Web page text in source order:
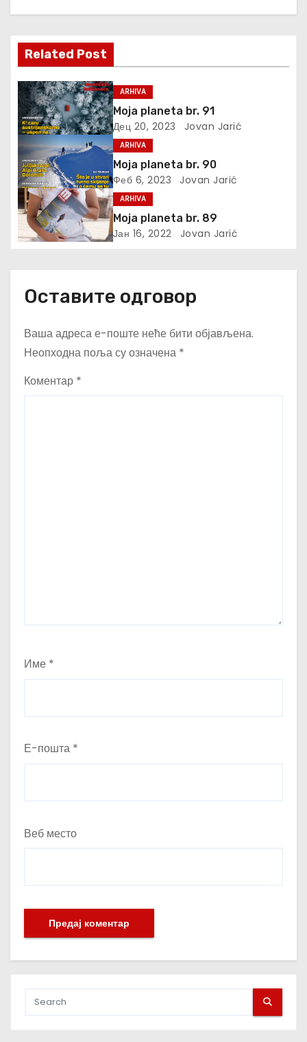
њ
е
ч
л
а
н
к
а
Related Post
ARHIVA
Moja planeta br. 91
Дец 20, 2023 Jovan Jarić
ARHIVA
Moja planeta br. 90
Феб 6, 2023 Jovan Jarić
ARHIVA
Moja planeta br. 89
Јан 16, 2022 Jovan Jarić
Оставите одговор
Ваша адреса е-поште неће бити објављена.
Неопходна поља су означена *
Коментар *
Име *
Е-пошта *
Веб место